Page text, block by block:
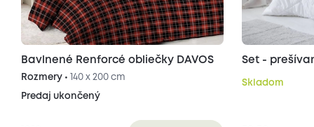
Bavlnené Renforcé obliečky DAVOS
Rozmery • 140 x 200 cm
Predaj ukončený
Set -
Skladom